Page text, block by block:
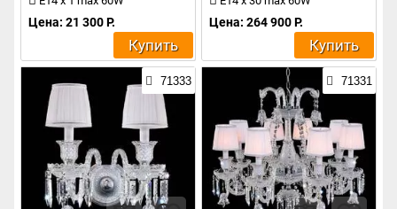
Цена: 21 300 Р.
Купить
Цена: 264 900 Р.
Купить
71333 71331